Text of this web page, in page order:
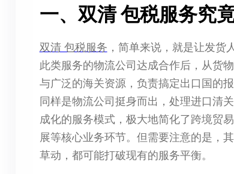
一、双清 包税服务究
双清 包税服务 ，简单来说，就是让发
此类服务的物流公司达成合作后，从货
与广泛的海关资源，负责搞定出口国的
同样是物流公司挺身而出，处理进口清
成化的服务模式，极大地简化了跨境贸
展等核心业务环节。但需要注意的是，
草动，都可能打破现有的服务平衡。